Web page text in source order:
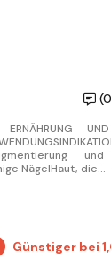
UND
und
NägelHaut, die...
Günstiger bei